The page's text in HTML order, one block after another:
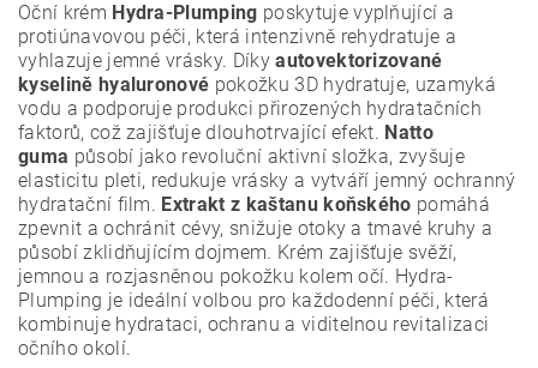
Oční krém Hydra-Plumping poskytuje vyplňující a
protiúnavovou péči, která intenzivně rehydratuje a
vyhlazuje jemné vrásky. Díkyautovektorizované
kyselině hyaluronové pokožku 3D hydratuje, uzamyká
vodu a podporuje produkci přirozených hydratačních
faktorů, což zajišťuje dlouhotrvající efekt. Natto
guma působí jako revoluční aktivní složka, zvyšuje
elasticitu pleti, redukuje vrásky a vytváří jemný ochranný
hydratační film. Extrakt z kaštanu koňského pomáhá
zpevnit a ochránit cévy, snižuje otoky a tmavé kruhy a
působí zklidňujícím dojmem. Krém zajišťuje svěží,
jemnou a rozjasněnou pokožku kolem očí. Hydra-
Plumping je ideální volbou pro každodenní péči, která
kombinuje hydrataci, ochranu a viditelnou revitalizaci
očního okolí.